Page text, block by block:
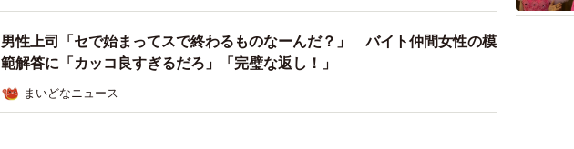
男性上司「セで始まってスで終わるものなーんだ？」 バイト仲間女性の模
範解答に「カッコ良すぎるだろ」「完璧な返し！」
まいどなニュース